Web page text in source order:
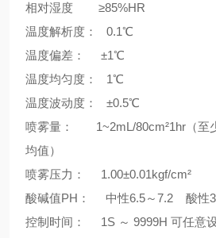
相对湿度 ≥85%HR
温度解析度： 0.1℃
温度偏差： ±1℃
温度均匀度： 1℃
温度波动度： ±0.5℃
喷雾量： 1~2mL/80cm²1hr（至
均值）
喷雾压力： 1.00±0.01kgf/cm²
酸碱值PH： 中性6.5～7.2 酸性
控制时间： 1S ～ 9999H 可任意